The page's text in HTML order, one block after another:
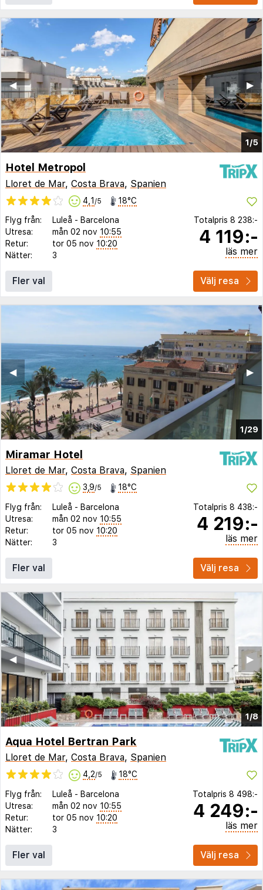
1/5
▶︎
◀︎
Hotel Metropol
Lloret de Mar, Costa Brava, Spanien
4,1 /5 18°C
Flyg från: Luleå - Barcelona
Utresa:
mån 02 nov 10:55
Retur:
tor 05 nov 10:20
Nätter:
3
Totalpris 8 238:-
4 119:-
läs mer
Fler val Välj resa
1/29
▶︎
◀︎
Miramar Hotel
Lloret de Mar, Costa Brava, Spanien
3,9/5 18°C
Flyg från: Luleå - Barcelona
Utresa:
mån 02 nov 10:55
Retur:
tor 05 nov 10:20
Nätter:
3
Totalpris 8 438:-
4 219:-
läs mer
Fler val Välj resa
1/8
▶︎
◀︎
Aqua Hotel Bertran Park
Lloret de Mar, Costa Brava, Spanien
4,2/5 18°C
Flyg från: Luleå - Barcelona
Utresa:
mån 02 nov 10:55
Retur:
tor 05 nov 10:20
Nätter:
3
Totalpris 8 498:-
4 249:-
läs mer
Fler val Välj resa